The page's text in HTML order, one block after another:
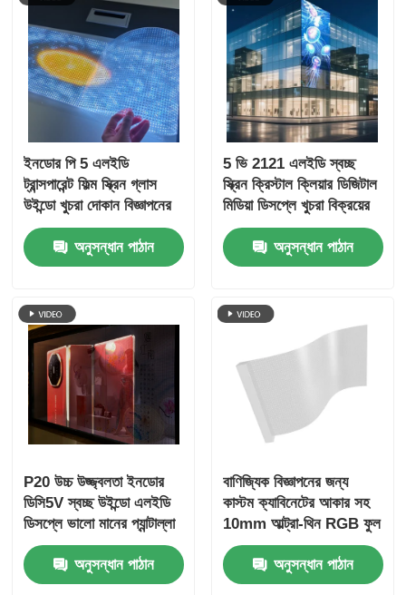
ইনডোর পি 5 এলইডি
ট্রান্সপারেন্ট ফিল্ম স্ক্রিন গ্লাস
উইন্ডো খুচরা দোকান বিজ্ঞাপনের
জন্য উচ্চ সংজ্ঞা আঠালো প্রদর্শন
অনুসন্ধান পাঠান
5 ভি 2121 এলইডি স্বচ্ছ
স্ক্রিন ক্রিস্টাল ক্লিয়ার ডিজিটাল
মিডিয়া ডিসপ্লে খুচরা বিক্রয়ের
জন্য স্টোরফ্রন্ট গ্লাস প্রদর্শনী
কেন্দ্র বিমানবন্দর টার্মিনাল এবং
বিলাসবহুল ব্র্যান্ড শোকেস
অনুসন্ধান পাঠান
P20 উচ্চ উজ্জ্বলতা ইনডোর
ডিসি5V স্বচ্ছ উইন্ডো এলইডি
ডিসপ্লে ভালো মানের প্যান্টাল্লা
এলইডি স্বচ্ছ পর্দা
অনুসন্ধান পাঠান
বাণিজ্যিক বিজ্ঞাপনের জন্য
কাস্টম ক্যাবিনেটের আকার সহ
10mm আল্ট্রা-থিন RGB ফুল
কালার ট্রান্সপারেন্ট LED ফিল্ম
স্ক্রীন
অনুসন্ধান পাঠান